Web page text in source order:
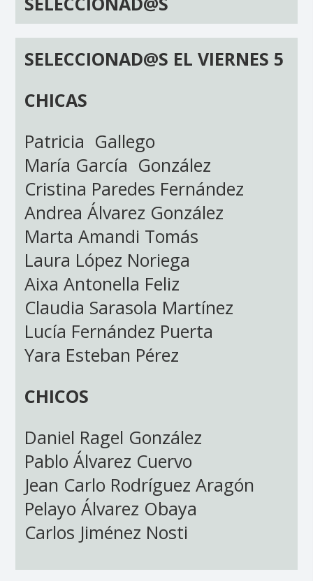
SELECCIONAD@S EL VIERNES 5
CHICAS
Patricia Gallego
María García González
Cristina Paredes Fernández
Andrea Álvarez González
Marta Amandi Tomás
Laura López Noriega
Aixa Antonella Feliz
Claudia Sarasola Martínez
Lucía Fernández Puerta
Yara Esteban Pérez
CHICOS
Daniel Ragel González
Pablo Álvarez Cuervo
Jean Carlo Rodríguez Aragón
Pelayo Álvarez Obaya
Carlos Jiménez Nosti